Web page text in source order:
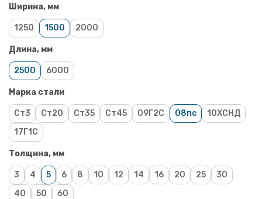
Ширина, мм
1250 1500 2000
Длина, мм
2500 6000
Марка стали
Ст3 Ст20 Ст35 Ст45 09Г2С 08пс
10ХСНД
17Г1С
Толщина, мм
3 4 5 6 8 10 12 14 16 20 25
30
40
50 60